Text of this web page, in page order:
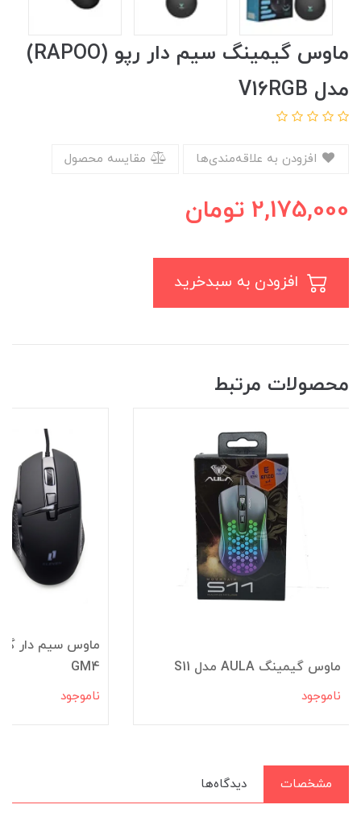
ماوس گیمینگ سیم دار رپو (RAPOO)
مدل V16RGB
مقایسه محصول
2,175,000 تومان
محصولات مرتبط
ماوس گیمینگ AULA مدل S11
ناموجود
GM4
ناموجود
مشخصات دیدگاه‌ها